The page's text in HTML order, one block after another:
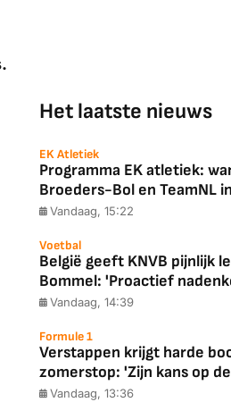
Het laatste nieuws
EK Atletiek
Programma EK atletiek:
Broeders-Bol en TeamNL
Vandaag, 15:22
Voetbal
België geeft KNVB pijnlijk
Bommel: 'Proactief
Vandaag, 14:39
Formule 1
Verstappen krijgt harde
zomerstop: 'Zijn kans op
Vandaag, 13:36